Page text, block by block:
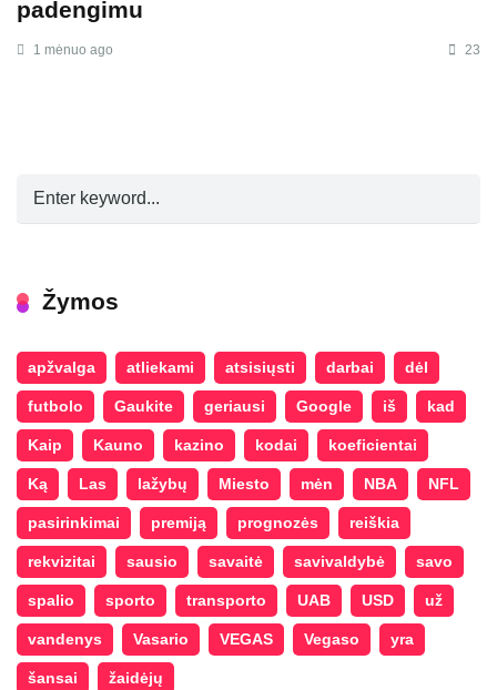
padengimu
1 mėnuo ago 23
Žymos
apžvalga atliekami atsisiųsti darbai dėl
futbolo Gaukite geriausi Google iš kad
Kaip Kauno kazino kodai koeficientai
Ką Las lažybų Miesto mėn NBA NFL
pasirinkimai premiją prognozės reiškia
rekvizitai sausio savaitė savivaldybė savo
spalio sporto transporto UAB USD už
vandenys Vasario VEGAS Vegaso yra
šansai žaidėjų